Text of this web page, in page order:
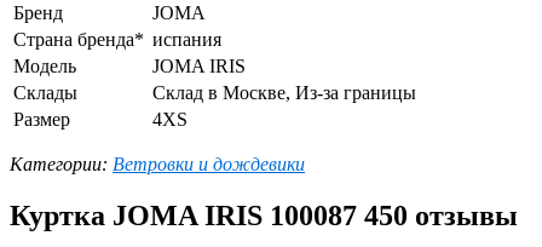
Бренд
JOMA
Страна бренда* испания
Модель
JOMA IRIS
Склады
Склад в Москве, Из-за границы
Размер
4XS
Категории: Ветровки и дождевики
Куртка JOMA IRIS 100087 450 отзывы